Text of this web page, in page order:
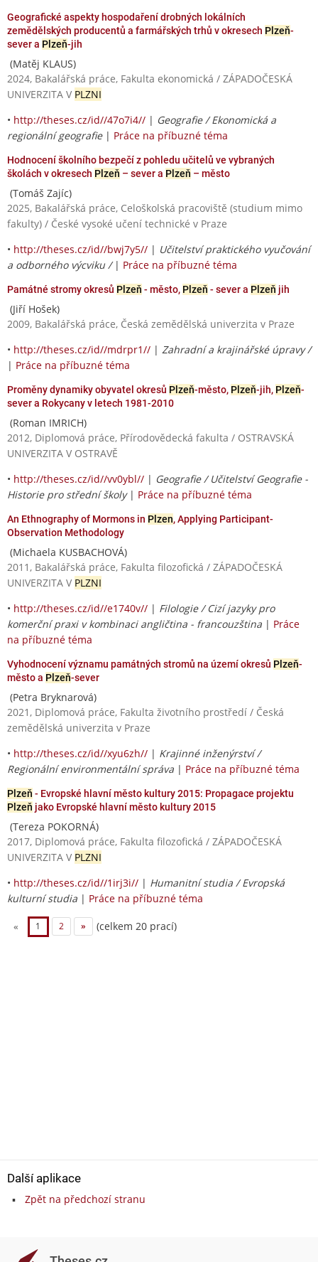
Geografické aspekty hospodaření drobných lokálních
zemědělských producentů a farmářských trhů v okresech Plzeň-
sever a Plzeň-jih
(Matěj KLAUS)
2024, Bakalářská práce, Fakulta ekonomická / ZÁPADOČESKÁ
UNIVERZITA V PLZNI
• http://theses.cz/id//47o7i4// | Geografie / Ekonomická a
regionální geografie| Práce na příbuzné téma
Hodnocení školního bezpečí z pohledu učitelů ve vybraných
školách v okresech Plzeň – sever a Plzeň – město
(Tomáš Zajíc)
2025, Bakalářská práce, Celoškolská pracoviště (studium mimo
fakulty) / České vysoké učení technické v Praze
• http://theses.cz/id//bwj7y5// | Učitelství praktického vyučování
a odborného výcviku / | Práce na příbuzné téma
Památné stromy okresů Plzeň - město, Plzeň - sever a Plzeň jih
(Jiří Hošek)
2009, Bakalářská práce, Česká zemědělská univerzita v Praze
• http://theses.cz/id//mdrpr1// | Zahradní a krajinářské úpravy /
| Práce na příbuzné téma
Proměny dynamiky obyvatel okresů Plzeň-město, Plzeň-jih, Plzeň-
sever a Rokycany v letech 1981-2010
(Roman IMRICH)
2012, Diplomová práce, Přírodovědecká fakulta / OSTRAVSKÁ
UNIVERZITA V OSTRAVĚ
• http://theses.cz/id//vv0ybl// | Geografie / Učitelství Geografie -
Historie pro střední školy| Práce na příbuzné téma
An Ethnography of Mormons in Plzen, Applying Participant-
Observation Methodology
(Michaela KUSBACHOVÁ)
2011, Bakalářská práce, Fakulta filozofická / ZÁPADOČESKÁ
UNIVERZITA V PLZNI
• http://theses.cz/id//e1740v// | Filologie / Cizí jazyky pro
komerční praxi v kombinaci angličtina - francouzština | Práce
na příbuzné téma
Vyhodnocení významu památných stromů na území okresů Plzeň-
město a Plzeň-sever
(Petra Bryknarová)
2021, Diplomová práce, Fakulta životního prostředí / Česká
zemědělská univerzita v Praze
• http://theses.cz/id//xyu6zh// | Krajinné inženýrství /
Regionální environmentální správa | Práce na příbuzné téma
Plzeň - Evropské hlavní město kultury 2015: Propagace projektu
Plzeň jako Evropské hlavní město kultury 2015
(Tereza POKORNÁ)
2017, Diplomová práce, Fakulta filozofická / ZÁPADOČESKÁ
UNIVERZITA V PLZNI
• http://theses.cz/id//1irj3i// | Humanitní studia / Evropská
kulturní studia | Práce na příbuzné téma
« 1 2 » (celkem 20 prací)
Další aplikace
Zpět na předchozí stranu